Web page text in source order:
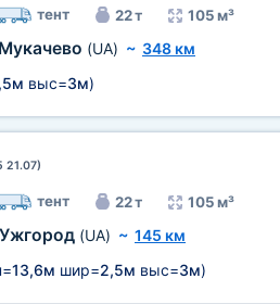
тент 22 т 105 м³
Мукачево (UA) ~ 348 км
выс=3м)
21.07)
тент 22 т 105 м³
Ужгород (UA) ~ 145 км
13,6м шир=2,5м выс=3м)